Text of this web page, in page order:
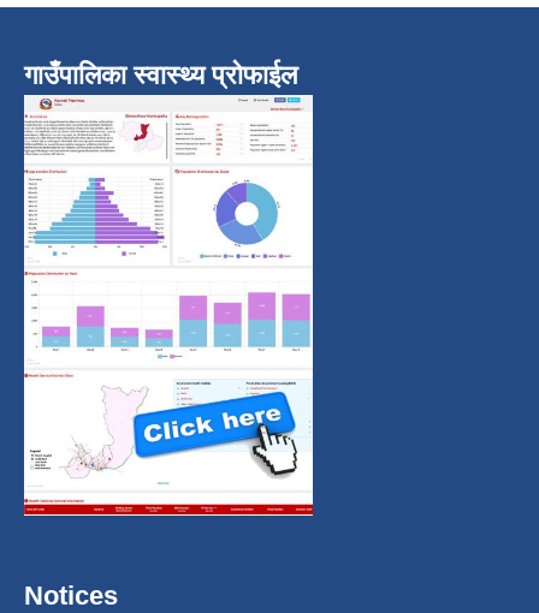
गाउँपालिका स्वास्थ्य प्रोफाईल
Notices